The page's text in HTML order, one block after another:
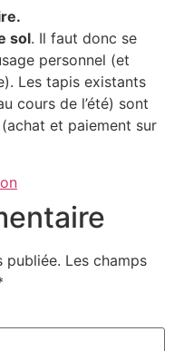
sol. Il faut donc se
personnel (et
Les tapis existants
cours de l’été) sont
et paiement sur
publiée. Les champs